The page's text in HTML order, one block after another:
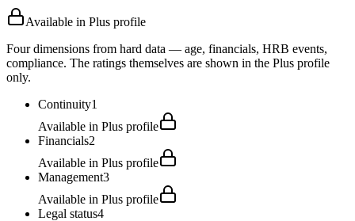
Available in Plus profile
Four dimensions from hard data — age, financials, HRB events,
compliance. The ratings themselves are shown in the Plus profile
only.
Continuity1
Available in Plus profile
Financials2
Available in Plus profile
Management3
Available in Plus profile
Legal status4